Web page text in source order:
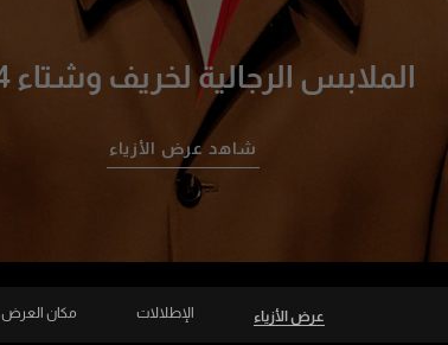
الملابس الرجالية لخريف وشتاء 2014
شاهد عرض الأزياء
عرض الأزياء الإطلالات مكان العرض